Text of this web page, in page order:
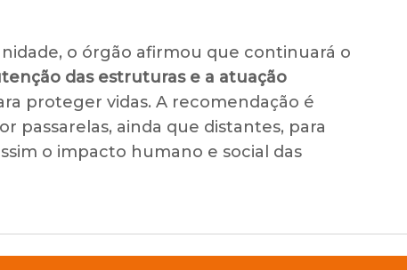
o órgão afirmou que continuará o
das estruturas e a atuação
proteger vidas. A recomendação é
passarelas, ainda que distantes, para
o impacto humano e social das